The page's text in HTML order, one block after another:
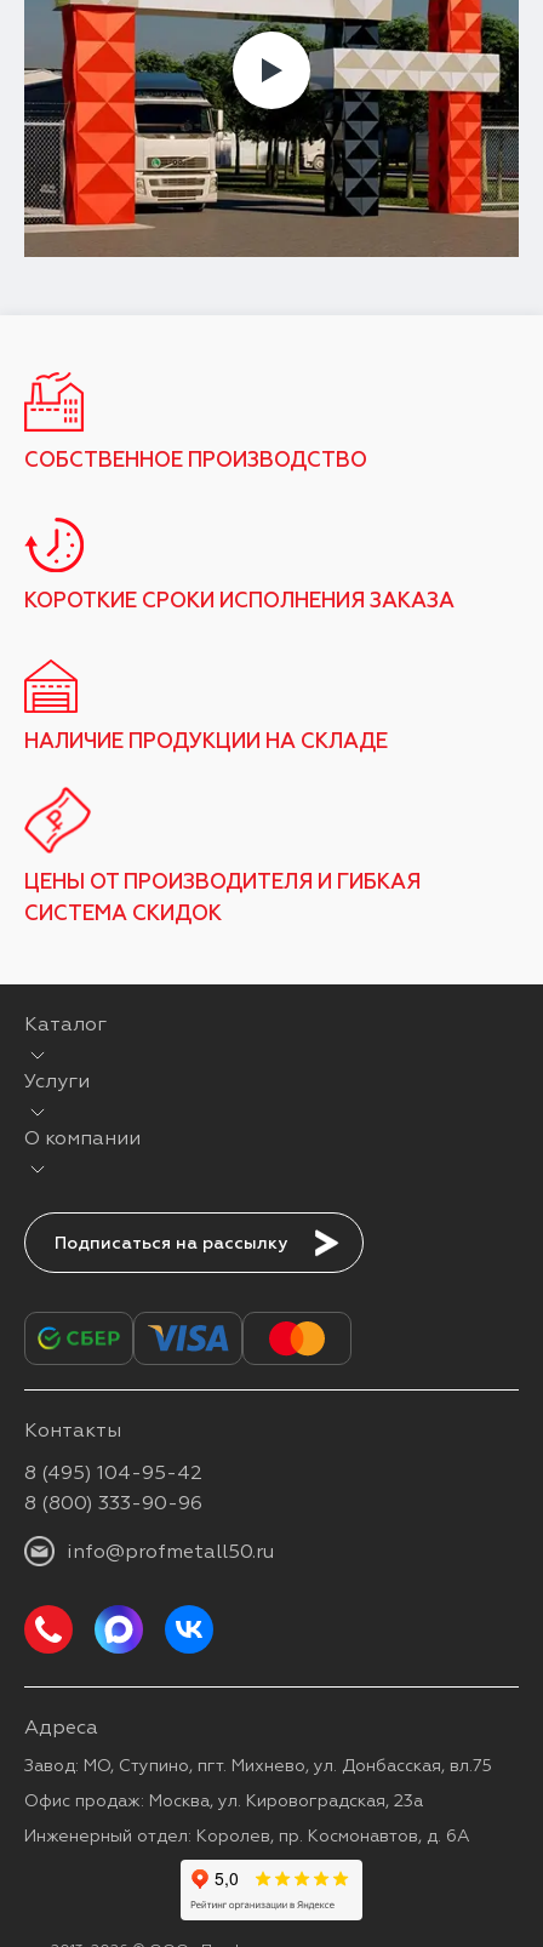
СОБСТВЕННОЕ ПРОИЗВОДСТВО
КОРОТКИЕ СРОКИ ИСПОЛНЕНИЯ ЗАКАЗА
НАЛИЧИЕ ПРОДУКЦИИ НА СКЛАДЕ
ЦЕНЫ ОТ ПРОИЗВОДИТЕЛЯ И ГИБКАЯ
СИСТЕМА СКИДОК
Каталог
Услуги
О компании
Подписаться
Контакты
8 (495) 104-95-42
8 (800) 333-90-96
info@profmetall50.ru
Адреса
Завод: МО, Ступино, пгт. Михнево, ул. Донбасская, вл.75
Офис продаж: Москва, ул. Кировоградская, 23а
Инженерный отдел: Королев, пр. Космонавтов, д. 6А